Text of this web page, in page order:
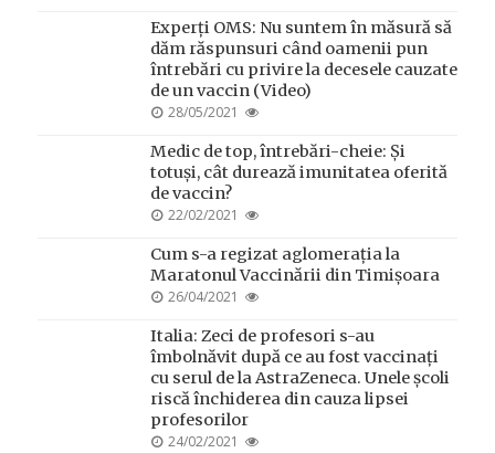
Experți OMS: Nu suntem în măsură să
dăm răspunsuri când oamenii pun
întrebări cu privire la decesele cauzate
de un vaccin (Video)
POSTED
28/05/2021
Medic de top, întrebări-cheie: Și
totuși, cât durează imunitatea oferită
de vaccin?
POSTED
22/02/2021
Cum s-a regizat aglomerația la
Maratonul Vaccinării din Timișoara
POSTED
26/04/2021
Italia: Zeci de profesori s-au
îmbolnăvit după ce au fost vaccinați
cu serul de la AstraZeneca. Unele școli
riscă închiderea din cauza lipsei
profesorilor
POSTED
24/02/2021